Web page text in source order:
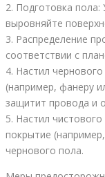
2. Подготовка
выровняйте
3. Распределение
соответствии с
4. Настил
(например, фанеру
защитит провода и
5. Настил
покрытие
чернового пола.